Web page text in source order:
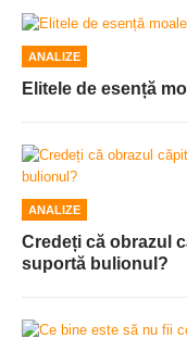
ANALIZE
Elitele de esență
ANALIZE
Credeți că obrazul
suportă bulionul?